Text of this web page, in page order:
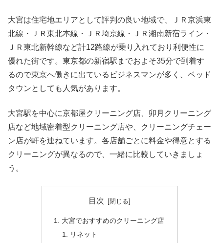
大宮は住宅地エリアとして評判の良い地域で、ＪＲ京浜東
北線・ＪＲ東北本線・ＪＲ埼京線・ＪＲ湘南新宿ライン・
ＪＲ東北新幹線など計12路線が乗り入れており利便性に
優れた街です。東京都の新宿駅までおよそ35分で到着す
るので東京へ働きに出ているビジネスマンが多く、ベッド
タウンとしても人気があります。
大宮駅を中心に京都屋クリーニング店、卯月クリーニング
店など地域密着型クリーニング店や、クリーニングチェー
ン店が軒を連ねています。各店舗ごとに料金や得意とする
クリーニングが異なるので、一緒に比較していきましょ
う。
目次
大宮でおすすめのクリーニング店
リネット